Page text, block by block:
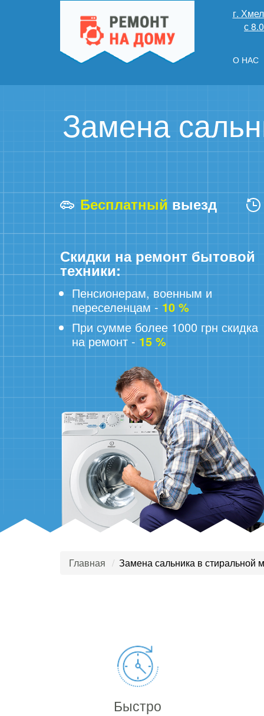
г.
с
О НАС
Замена
Бесплатный выезд
Скидки на ремонт бытовой
техники:
Пенсионерам, военным и
переселенцам - 10 %
При сумме более 1000 грн скидка
на ремонт - 15 %
Главная Замена сальника в стиральной
Быстро